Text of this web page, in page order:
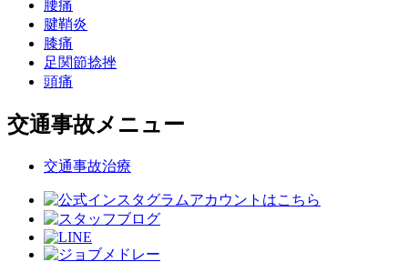
腰痛
腱鞘炎
膝痛
足関節捻挫
頭痛
交通事故メニュー
交通事故治療